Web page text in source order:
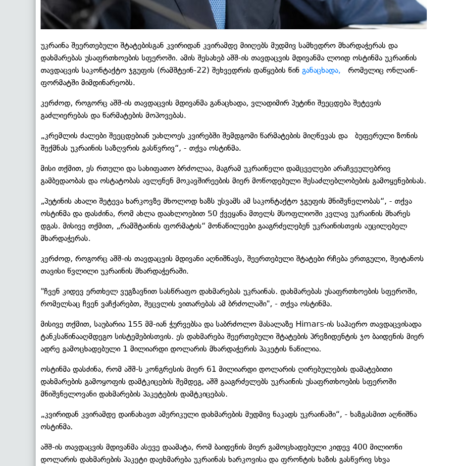
უკრაინა შეერთებული შტატებისგან კვირიდან კვირამდე მიიღებს მუდმივ სამხედრო მხარდაჭერას და
დახმარებას უსაფრთხოების სფეროში. ამის შესახებ აშშ-ის თავდაცვის მდივანმა ლოიდ ოსტინმა უკრაინის
თავდაცვის საკონტაქტო ჯგუფის (რამშტეინ-22) შეხვედრის დაწყების წინ განაცხადა,
რომელიც ონლაინ-
ფორმატში მიმდინარეობს.
კერძოდ, როგორც აშშ-ის თავდაცვის მდივანმა განაცხადა, ვლადიმირ პუტინი შეეცდება შეტევის
გაძლიერებას და წარმატების მოპოვებას.
„კრემლის ძალები შეეცდებიან უახლოეს კვირებში შემდგომი წარმატების მიღწევას და ბუფერული ზონის
შექმნას უკრაინის საზღვრის გასწვრივ“, - თქვა ოსტინმა.
მისი თქმით, ეს რთული და სახიფათო ბრძოლაა, მაგრამ უკრაინელი დამცველები არაჩვეულებრივ
გამბედაობას და ოსტატობას ავლენენ მოკავშირეების მიერ მოწოდებული შესაძლებლობების გამოყენებისას.
„პუტინის ახალი შეტევა ხარკოვზე მხოლოდ ხაზს უსვამს ამ საკონტაქტო ჯგუფის მნიშვნელობას“, - თქვა
ოსტინმა და დასძინა, რომ ახლა დაახლოებით 50 ქვეყანა მთელს მსოფლიოში კვლავ უკრაინის მხარეს
დგას. მისივე თქმით, „რამშტაინის ფორმატის“ მონაწილეები გააგრძელებენ უკრაინისთვის აუცილებელ
მხარდაჭერას.
კერძოდ, როგორც აშშ-ის თავდაცვის მდივანი აღნიშნავს, შეერთებული შტატები რჩება ერთგული, შეიტანოს
თავისი წვლილი უკრაინის მხარდაჭერაში.
"ჩვენ კიდევ ერთხელ ვუგზავნით სასწრაფო დახმარებას უკრაინას. დახმარებას უსაფრთხოების სფეროში,
რომელსაც ჩვენ ვაჩქარებთ, შეცვლის ვითარებას ამ ბრძოლაში", - თქვა ოსტინმა.
მისივე თქმით, საუბარია 155 მმ-იან ჭურვებსა და საბრძოლო მასალაზე Himars-ის საჰაერო თავდაცვისადა
ტანკსაწინააღმდეგო სისტემებისთვის. ეს დახმარება შეერთებული შტატების პრეზიდენტის ჯო ბაიდენის მიერ
ადრე გამოცხადებული 1 მილიარდი დოლარის მხარდაჭერის პაკეტის ნაწილია.
ოსტინმა დასძინა, რომ აშშ-ს კონგრესის მიერ 61 მილიარდი დოლარის ღირებულების დამატებითი
დახმარების გამოყოფის დამტკიცების შემდეგ, აშშ გააგრძელებს უკრაინის უსაფრთხოების სფეროში
მნიშვნელოვანი დახმარების პაკეტების დამტკიცებას.
„კვირიდან კვირამდე დაინახავთ ამერიკული დახმარების მუდმივ ნაკადს უკრაინაში“, - ხაზგასმით აღნიშნა
ოსტინმა.
აშშ-ის თავდაცვის მდივანმა ასევე დაამატა, რომ ბაიდენის მიერ გამოცხადებული კიდევ 400 მილიონი
დოლარის დახმარების პაკეტი დაეხმარება უკრაინას ხარკოვისა და ფრონტის ხაზის გასწვრივ სხვა